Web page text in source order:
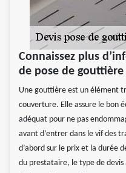
Connaissez plus
de pose de
Une gouttière est un élément
couverture. Elle assure le bon
adéquat pour ne pas
avant d’entrer dans le vif des
d’abord sur le prix et la durée
du prestataire, le type de